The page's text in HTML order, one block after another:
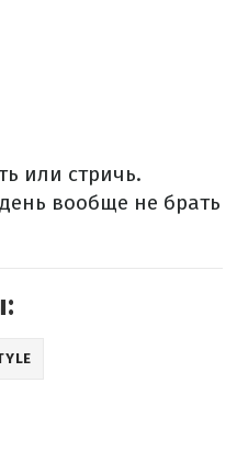
или стричь.
вообще не брать